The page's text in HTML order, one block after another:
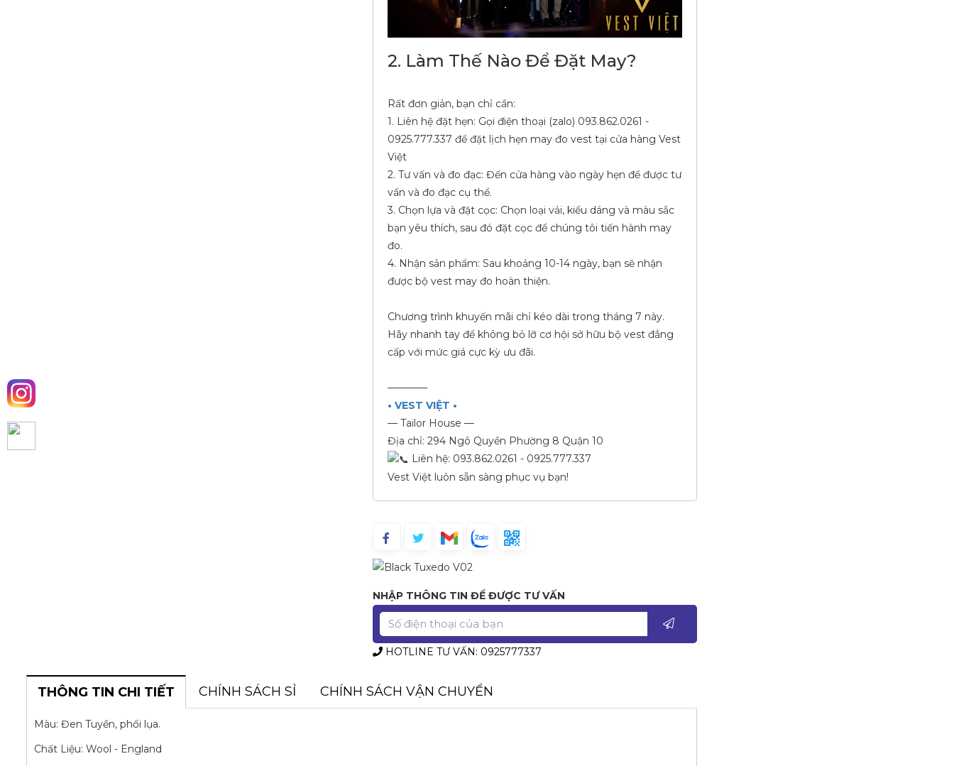
2. Làm Thế Nào Để Đặt May?
Rất đơn giản, bạn chỉ cần:
1. Liên hệ đặt hẹn: Gọi điện thoại (zalo) 093.862.0261 -
0925.777.337 để đặt lịch hẹn may đo vest tại cửa hàng Vest
Việt
2. Tư vấn và đo đạc: Đến cửa hàng vào ngày hẹn để được tư
vấn và đo đạc cụ thể.
3. Chọn lựa và đặt cọc: Chọn loại vải, kiểu dáng và màu sắc
bạn yêu thích, sau đó đặt cọc để chúng tôi tiến hành may
đo.
4. Nhận sản phẩm: Sau khoảng 10-14 ngày, bạn sẽ nhận
được bộ vest may đo hoàn thiện.
Chương trình khuyến mãi chỉ kéo dài trong tháng 7 này.
Hãy nhanh tay để không bỏ lỡ cơ hội sở hữu bộ vest đẳng
cấp với mức giá cực kỳ ưu đãi.
————
• VEST VIỆT •
— Tailor House —
Địa chỉ: 294 Ngô Quyền Phường 8 Quận 10
Liên hệ: 093.862.0261 - 0925.777.337
Vest Việt luôn sẵn sàng phục vụ bạn!
NHẬP THÔNG TIN ĐỂ ĐƯỢC TƯ VẤN
HOTLINE TƯ VẤN: 0925777337
THÔNG TIN CHI TIẾT CHÍNH SÁCH SỈ CHÍNH SÁCH VẬN CHUYỂN
Màu: Đen Tuyền, phối lụa.
Chất Liệu: Wool - England